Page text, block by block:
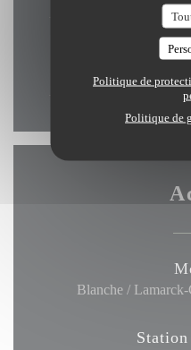
Politique de
Politique de
Sam
Blanche /